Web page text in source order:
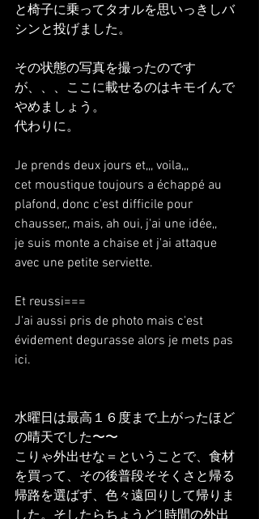
と椅子に乗ってタオルを思いっきしバ
シンと投げました。
その状態の写真を撮ったのです
が、、、ここに載せるのはキモイんで
やめましょう。
代わりに。
Je prends deux jours et,,, voila,,,
cet moustique toujours a échappé au
plafond, donc c'est difficile pour
chausser,, mais, ah oui, j'ai une idée,,
je suis monte a chaise et j'ai attaque
avec une petite serviette.
Et reussi===
J'ai aussi pris de photo mais c'est
évidement degurasse alors je mets pas
ici.
水曜日は最高１６度まで上がったほど
の晴天でした〜〜
こりゃ外出せな＝ということで、食材
を買って、その後普段そそくさと帰る
帰路を選ばず、色々遠回りして帰りま
した。そしたらちょうど1時間の外出